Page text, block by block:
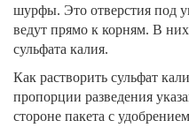
шурфы. Это отверстия под
ведут прямо к корням. В
сульфата калия.
Как растворить сульфат
пропорции разведения
стороне пакета с